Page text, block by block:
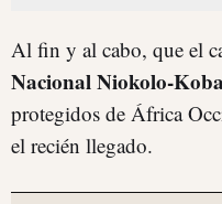
Al fin y al cabo, que el
Nacional Niokolo-Koba
protegidos de África
el recién llegado.